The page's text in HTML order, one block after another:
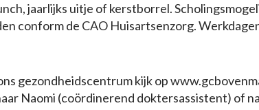
jaarlijks uitje of kerstborrel.
conform de CAO Huisartsenzorg.
gezondheidscentrum kijk op
Naomi (coördinerend doktersassistent) of